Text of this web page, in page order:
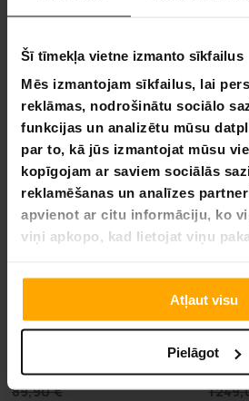
Šī tīmekļa vietne izmanto sīkfailus
Mēs izmantojam sīkfailus, lai
reklāmas, nodrošinātu sociālo
funkcijas un analizētu mūsu
par to, kā jūs izmantojat mūsu
kopīgojam ar saviem sociālās
reklamēšanas un analīzes
apvienot ar citu informāciju, ko
viņi apkopo, kad lietojat viņu
Atļaut visu
Pielāgot
-44%
Tatami paklājs 100 x 100 x 3cm (1-3
49,90 €
89,90 €
-